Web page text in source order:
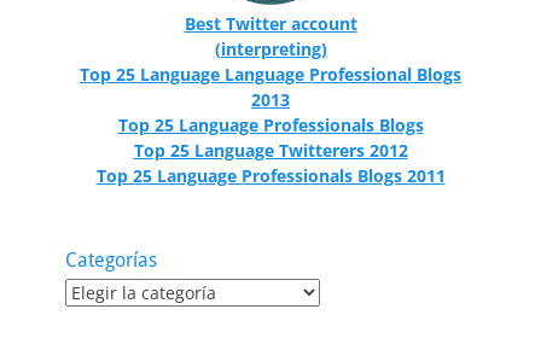
Best Twitter account
(interpreting)
Top 25 Language Language Professional Blogs
2013
Top 25 Language Professionals Blogs
Top 25 Language Twitterers 2012
Top 25 Language Professionals Blogs 2011
Categorías
Categorías